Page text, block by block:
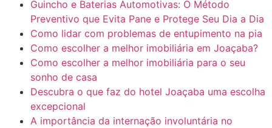
Guincho e Baterias Automotivas: O Método
Preventivo que Evita Pane e Protege Seu Dia a Dia
Como lidar com problemas de entupimento na pia
Como escolher a melhor imobiliária em Joaçaba?
Como escolher a melhor imobiliária para o seu
sonho de casa
Descubra o que faz do hotel Joaçaba uma escolha
excepcional
A importância da internação involuntária no